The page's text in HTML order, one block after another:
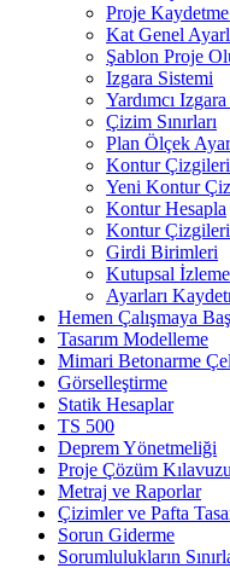
Proje
Kat Genel
Şablon Proje
Izgara Sistemi
Yardımcı
Çizim Sınırları
Plan Ölçek
Kontur Çizgileri
Yeni Kontur
Kontur Hesapla
Kontur
Girdi Birimleri
Kutupsal
Ayarları
Hemen Çalışmaya
Tasarım Modelleme
Mimari Betonarme
Görselleştirme
Statik Hesaplar
TS 500
Deprem Yönetmeliği
Proje Çözüm Kılavuzu
Metraj ve Raporlar
Çizimler ve Pafta
Sorun Giderme
Sorumlulukların